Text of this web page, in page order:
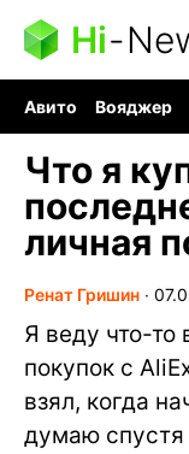
Hi-
Авито Вояджер
Что я
личная
Ренат Гришин ∙
Я веду что-то
покупок с
взял, когда
думаю